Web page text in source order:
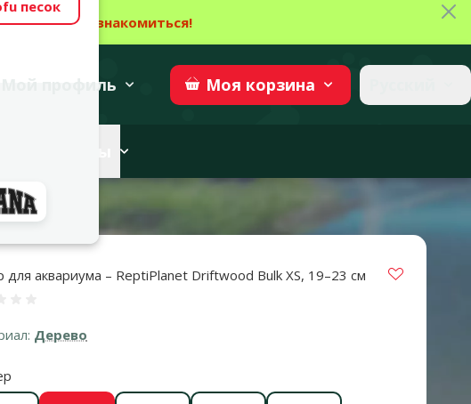
🍖 → Ознакомиться!
2027 Участвовать
профиль Моя корзина
песок
для аквариума – ReptiPlanet Driftwood Bulk XS, 19–23 см
Дерево